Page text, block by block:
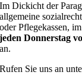
Im Dickicht der
allgemeine
oder Pflegekassen,
jeden Donnerstag
an.
Rufen Sie uns an